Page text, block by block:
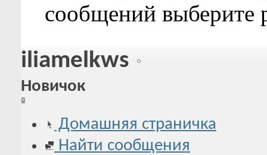
сообщений выберите
iliamelkws
Новичок
Домашняя страничка
Найти сообщения